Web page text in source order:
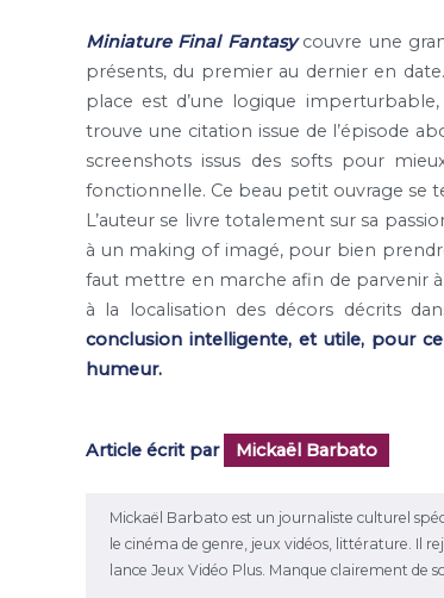
Miniature Final Fantasycouvre une
présents, du premier au dernier en
place est d’une logique
trouve une citation issue de l’épisode
screenshots issus des softs pour
fonctionnelle. Ce beau petit ouvrage se
L’auteur se livre totalement sur sa
à un making of imagé, pour bien
faut mettre en marche afin de parvenir
à la localisation des décors décrits
conclusion intelligente, et utile, pour
humeur.
Article écrit par Mickaël Barbato
Mickaël Barbato est un journaliste culturel
le cinéma de genre, jeux vidéos, littérature. Il
lance Jeux Vidéo Plus. Manque clairement de